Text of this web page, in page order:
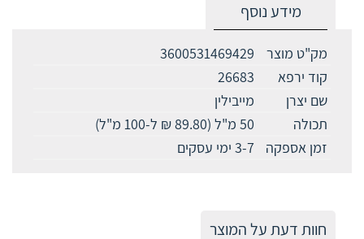
מידע נוסף
מק"ט מוצר
3600531469429
קוד ירפא
26683
שם יצרן
מייבילין
תכולה
50 מ"ל (89.80 ₪ ל-100 מ"ל)
זמן אספקה
3-7 ימי עסקים
חוות דעת על המוצר